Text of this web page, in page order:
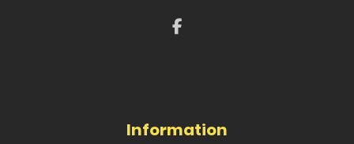
Information